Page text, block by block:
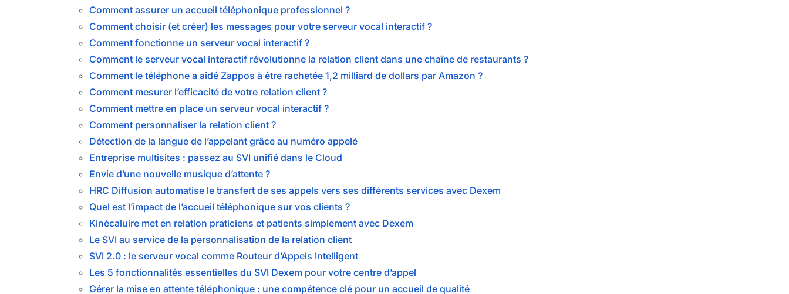
Comment assurer un accueil téléphonique professionnel ?
Comment choisir (et créer) les messages pour votre serveur vocal interactif ?
Comment fonctionne un serveur vocal interactif ?
Comment le serveur vocal interactif révolutionne la relation client dans une chaîne de restaurants ?
Comment le téléphone a aidé Zappos à être rachetée 1,2 milliard de dollars par Amazon ?
Comment mesurer l’efficacité de votre relation client ?
Comment mettre en place un serveur vocal interactif ?
Comment personnaliser la relation client ?
Détection de la langue de l’appelant grâce au numéro appelé
Entreprise multisites : passez au SVI unifié dans le Cloud
Envie d’une nouvelle musique d’attente ?
HRC Diffusion automatise le transfert de ses appels vers ses différents services avec Dexem
Quel est l’impact de l’accueil téléphonique sur vos clients ?
Kinécaluire met en relation praticiens et patients simplement avec Dexem
Le SVI au service de la personnalisation de la relation client
SVI 2.0 : le serveur vocal comme Routeur d’Appels Intelligent
Les 5 fonctionnalités essentielles du SVI Dexem pour votre centre d’appel
Gérer la mise en attente téléphonique : une compétence clé pour un accueil de qualité